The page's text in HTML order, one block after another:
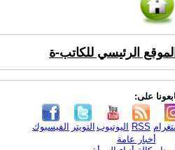
الموقع الرئيسي للكاتب-ة
على:
الفيسبوك التويتر اليوتيوب RSS
أخبار عامة